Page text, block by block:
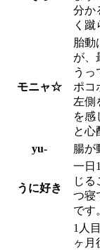
分か
く
モニャ☆
胎動
が、
うっ
ポコ
左側
を感
と心
yu-
腸が
うに好き
一日
じる
つ寝
です
1人
ヶ月